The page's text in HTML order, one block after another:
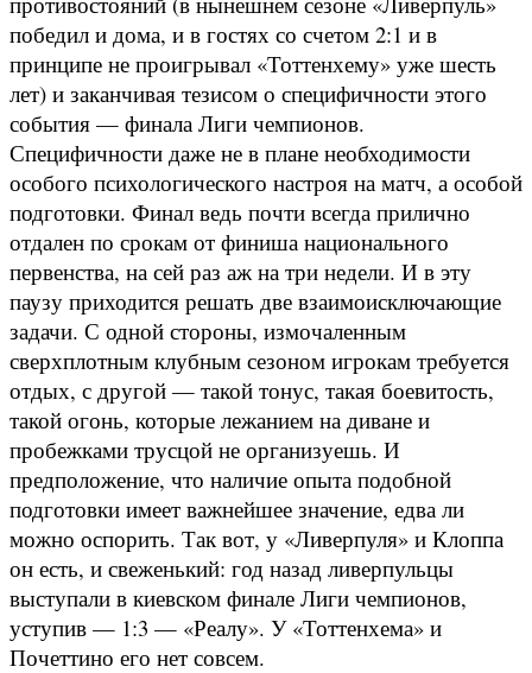
победил и дома, и в гостях со счетом 2:1 и в
принципе не проигрывал «Тоттенхему» уже шесть
лет) и заканчивая тезисом о специфичности этого
события — финала Лиги чемпионов.
Специфичности даже не в плане необходимости
особого психологического настроя на матч, а особой
подготовки. Финал ведь почти всегда прилично
отдален по срокам от финиша национального
первенства, на сей раз аж на три недели. И в эту
паузу приходится решать две взаимоисключающие
задачи. С одной стороны, измочаленным
сверхплотным клубным сезоном игрокам требуется
отдых, с другой — такой тонус, такая боевитость,
такой огонь, которые лежанием на диване и
пробежками трусцой не организуешь. И
предположение, что наличие опыта подобной
подготовки имеет важнейшее значение, едва ли
можно оспорить. Так вот, у «Ливерпуля» и Клоппа
он есть, и свеженький: год назад ливерпульцы
выступали в киевском финале Лиги чемпионов,
уступив — 1:3 — «Реалу». У «Тоттенхема» и
Почеттино его нет совсем.